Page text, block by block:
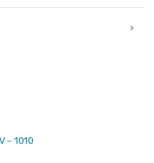
– 1010